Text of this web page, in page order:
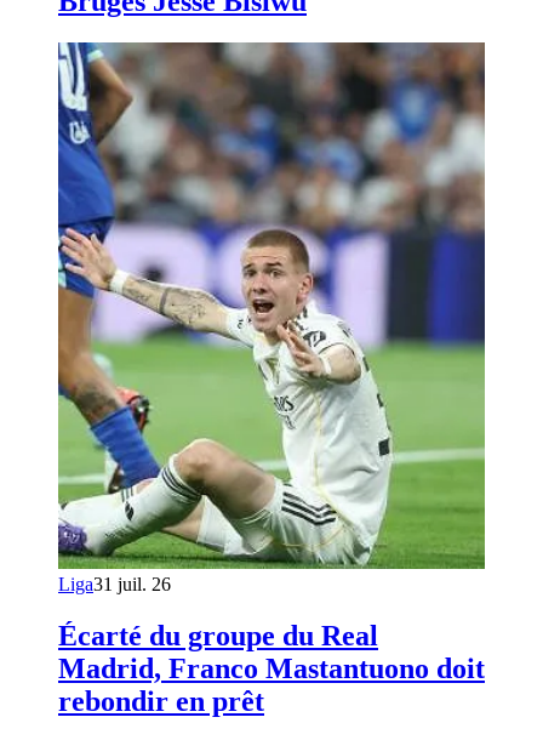
Liga31 juil. 26
Écarté du groupe du Real
Madrid, Franco Mastantuono doit
rebondir en prêt